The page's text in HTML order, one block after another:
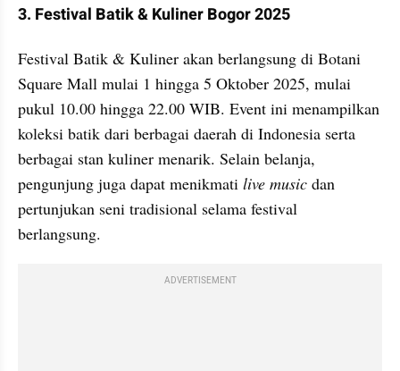
3. Festival Batik & Kuliner Bogor 2025
Festival Batik & Kuliner akan berlangsung di Botani
Square Mall mulai 1 hingga 5 Oktober 2025, mulai
pukul 10.00 hingga 22.00 WIB. Event ini menampilkan
koleksi batik dari berbagai daerah di Indonesia serta
berbagai stan kuliner menarik. Selain belanja,
pengunjung juga dapat menikmati live music dan
pertunjukan seni tradisional selama festival
berlangsung.
ADVERTISEMENT